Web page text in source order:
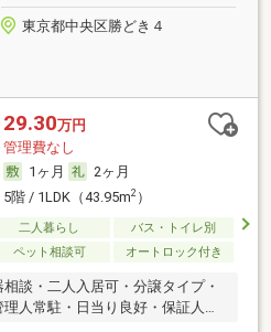
東京都中央区勝どき４
29.30万円
管理費なし
1ヶ月
2ヶ月
5階 / 1LDK（43.95m2）
二人暮らし
バス・トイレ別
ペット相談可 オートロック付き
談・二人入居可・分譲タイプ・
人常駐・日当り良好・保証人不